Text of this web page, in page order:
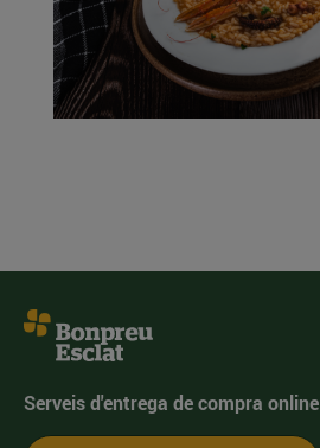
Serveis d'entrega de compra online